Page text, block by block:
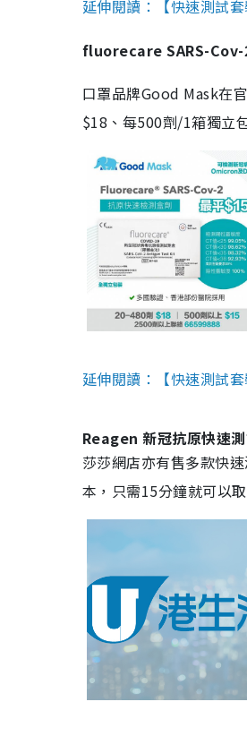
延伸閱讀：【快速測試
fluorecare SARS-Cov-
口罩品牌Good Mask在
$18、每500劑/1箱獨立
延伸閱讀：【快速測試
Reagen 新冠抗原快速
莎莎網店亦有售多款快
本，只需15分鐘就可以